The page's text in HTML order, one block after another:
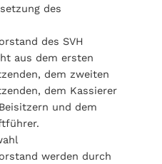
des
des SVH
aus dem ersten
dem zweiten
dem Kassierer
und dem
werden durch